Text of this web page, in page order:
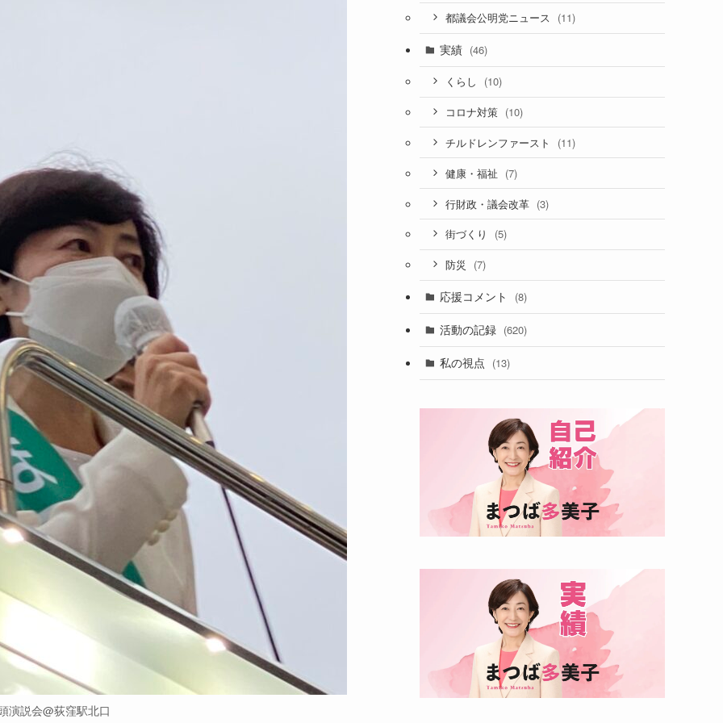
演説会@荻窪駅北口
都議会公明党ニュース (11)
実績 (46)
くらし (10)
コロナ対策 (10)
チルドレンファースト (11)
健康・福祉 (7)
行財政・議会改革 (3)
街づくり (5)
防災 (7)
応援コメント (8)
活動の記録 (620)
私の視点 (13)